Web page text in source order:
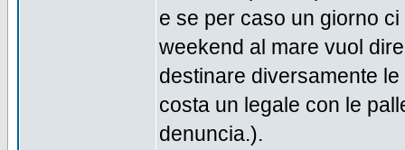
e se per caso un giorno
weekend al mare vuol
destinare diversamente
costa un legale con le
denuncia.).